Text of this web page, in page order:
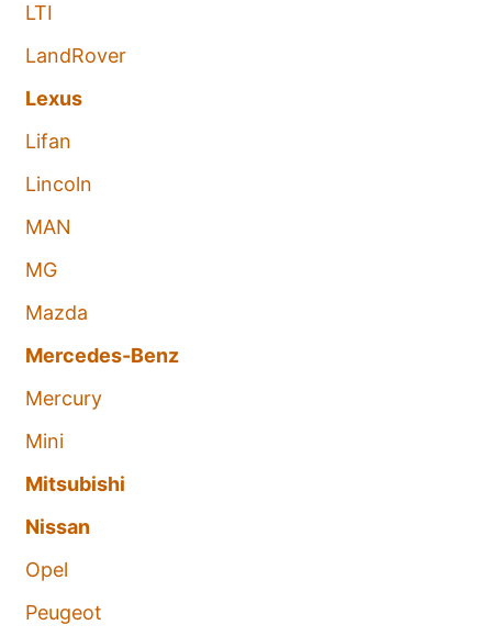
LTI
LandRover
Lexus
Lifan
Lincoln
MAN
MG
Mazda
Mercedes-Benz
Mercury
Mini
Mitsubishi
Nissan
Opel
Peugeot